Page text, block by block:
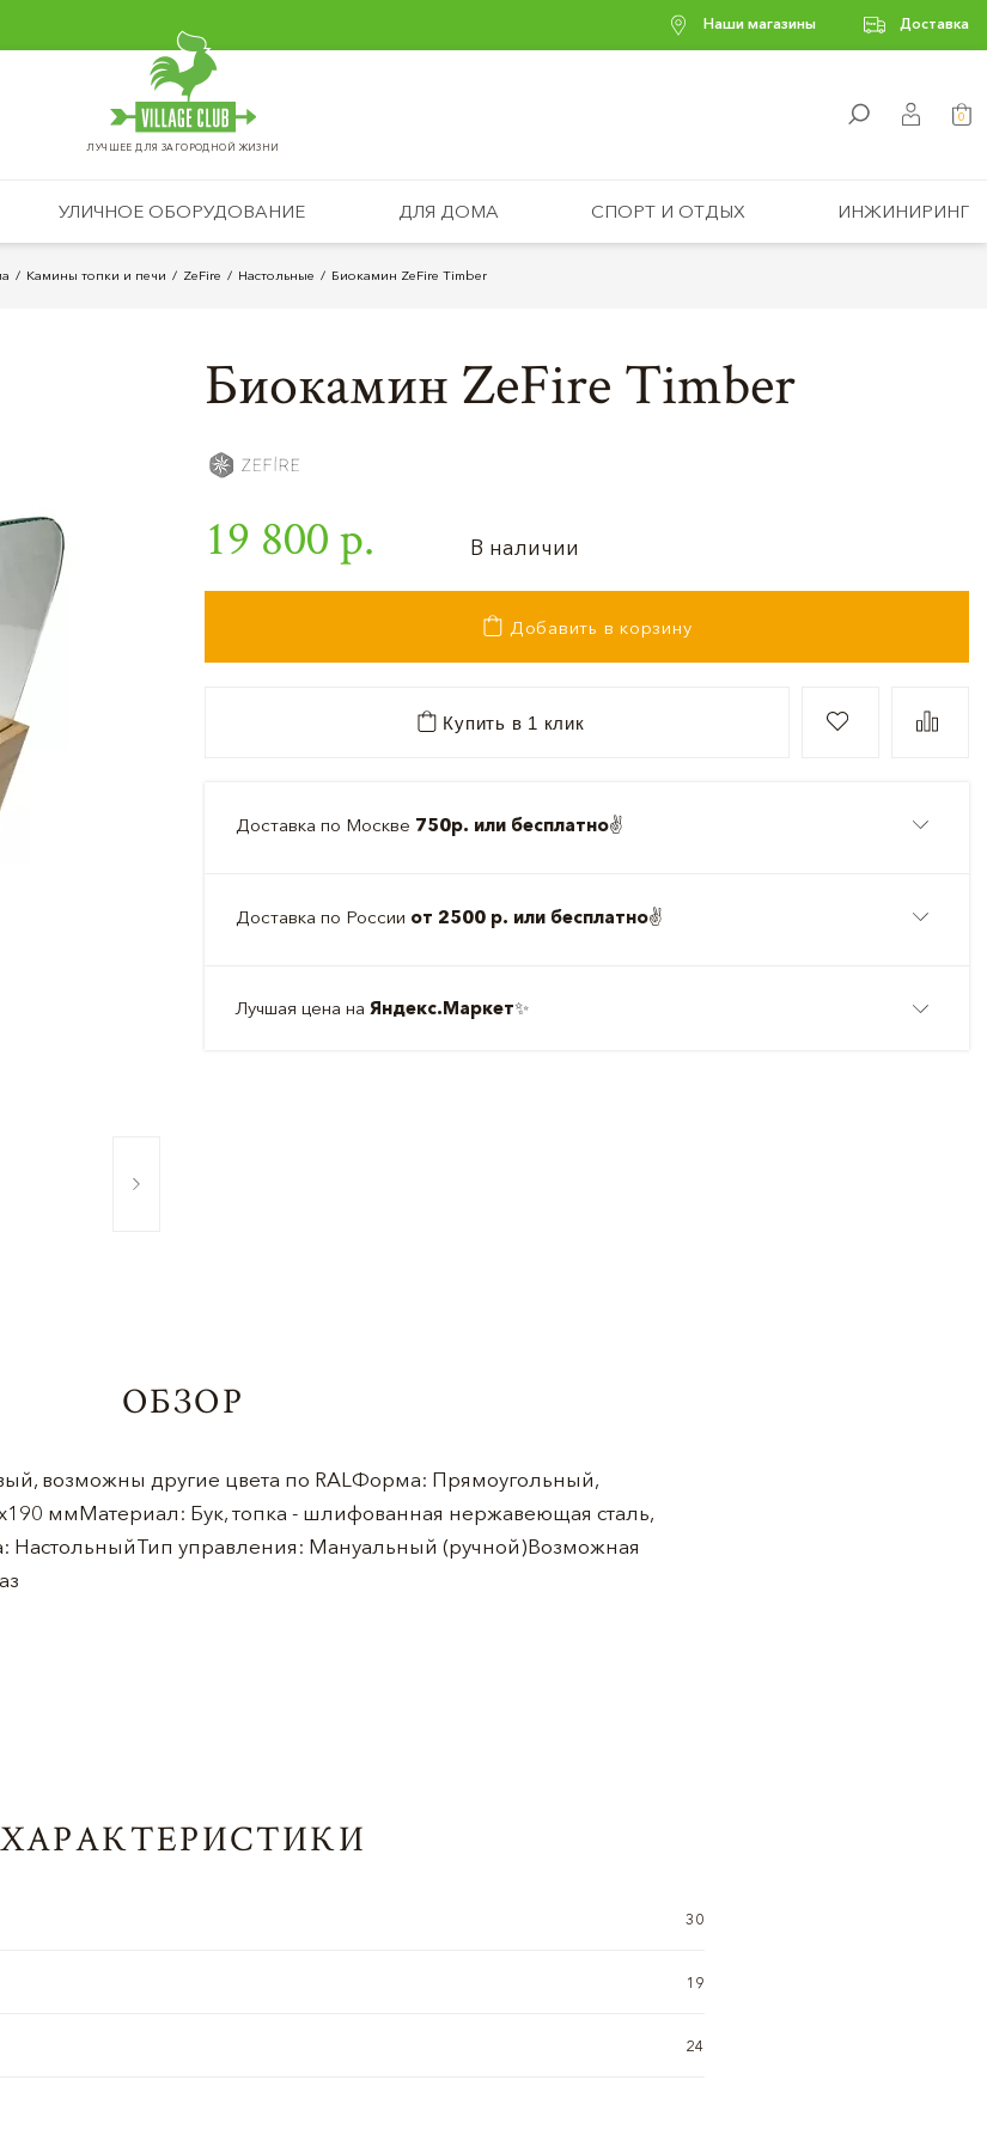
Наши магазины Доставка
ЛУЧШЕЕ ДЛЯ ЗАГОРОДНОЙ ЖИЗНИ
0
УЛИЧНОЕ ОБОРУДОВАНИЕ ДЛЯ ДОМА СПОРТ И ОТДЫХ ИНЖИНИРИНГ
Камины топки и печи ZeFire Настольные Биокамин ZeFire Timber
Биокамин ZeFire Timber
19 800 р. В наличии
Добавить в корзину
Купить в 1 клик
Доставка по Москве 750р. или бесплатно✌️
Доставка по России от 2500 р. или бесплатно✌️
Лучшая цена на Яндекс.Маркет✨
ОБЗОР
возможны другие цвета по RALФорма: Прямоугольный,
ммМатериал: Бук, топка - шлифованная нержавеющая сталь,
НастольныйТип управления: Мануальный (ручной)Возможная
ХАРАКТЕРИСТИКИ
30
19
24